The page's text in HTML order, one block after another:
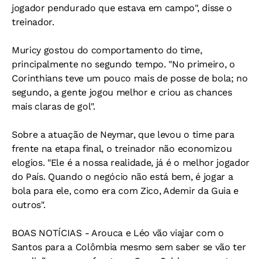
jogador pendurado que estava em campo", disse o
treinador.
Muricy gostou do comportamento do time,
principalmente no segundo tempo. "No primeiro, o
Corinthians teve um pouco mais de posse de bola; no
segundo, a gente jogou melhor e criou as chances
mais claras de gol".
Sobre a atuação de Neymar, que levou o time para
frente na etapa final, o treinador não economizou
elogios. "Ele é a nossa realidade, já é o melhor jogador
do País. Quando o negócio não está bem, é jogar a
bola para ele, como era com Zico, Ademir da Guia e
outros".
BOAS NOTÍCIAS - Arouca e Léo vão viajar com o
Santos para a Colômbia mesmo sem saber se vão ter